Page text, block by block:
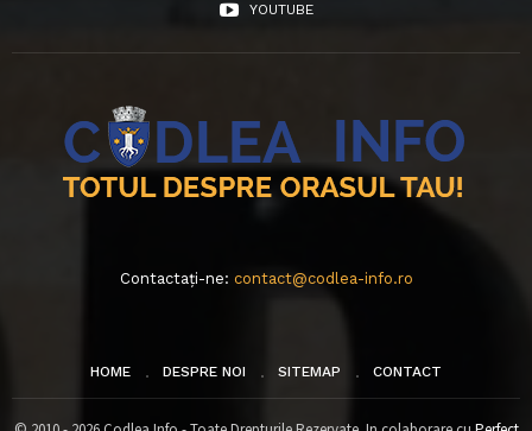
YOUTUBE
Contactați-ne: contact@codlea-info.ro
HOME DESPRE NOI SITEMAP CONTACT